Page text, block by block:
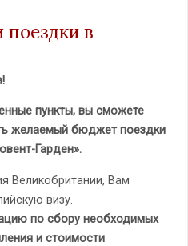
поездки в
пункты, вы сможете
желаемый бюджет поездки
Гарден».
Великобритании, Вам
визу.
по сбору необходимых
и стоимости